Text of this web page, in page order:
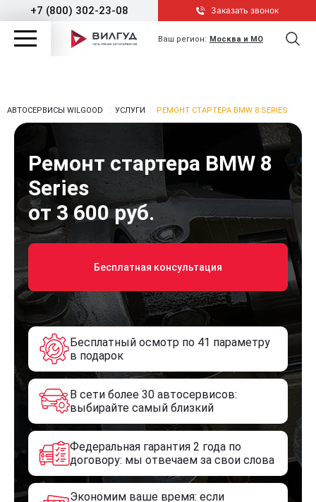
+7 (800) 302-23-08 Заказать звонок
Ваш регион: Москва и МО
АВТОСЕРВИСЫ WILGOOD УСЛУГИ РЕМОНТ СТАРТЕРА BMW 8 SERIES
Ремонт стартера BMW 8
Series
от 3 600 руб.
Бесплатная консультация
Бесплатный осмотр по 41 параметру
в подарок
В сети более 30 автосервисов:
выбирайте самый близкий
Федеральная гарантия 2 года по
договору: мы отвечаем за свои слова
Экономим ваше время: если